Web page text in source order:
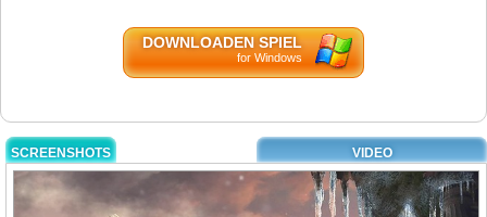
DOWNLOADEN SPIEL
for Windows
SCREENSHOTS VIDEO